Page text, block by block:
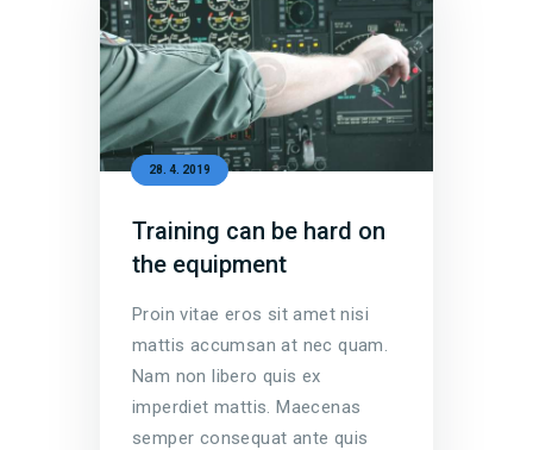
28. 4. 2019
Training can be hard on
the equipment
Proin vitae eros sit amet nisi
mattis accumsan at nec quam.
Nam non libero quis ex
imperdiet mattis. Maecenas
semper consequat ante quis